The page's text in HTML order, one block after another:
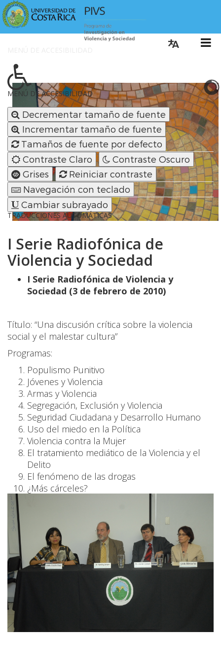
MENÚ DE ACCESIBILIDAD
Decrementar tamaño de fuente
Incrementar tamaño de fuente
Tamaños de fuente por defecto
Contraste Claro
Contraste Oscuro
Grises
Reiniciar contraste
Navegación con teclado
Cambiar subrayado
TRADUCCIONES AUTOMÁTICAS
I Serie Radiofónica de
Violencia y Sociedad
I Serie Radiofónica de Violencia y
Sociedad (3 de febrero de 2010)
Título: “Una discusión crítica sobre la violencia
social y el malestar cultura”
Programas:
Populismo Punitivo
Jóvenes y Violencia
Armas y Violencia
Segregación, Exclusión y Violencia
Seguridad Ciudadana y Desarrollo Humano
Uso del miedo en la Política
Violencia contra la Mujer
El tratamiento mediático de la Violencia y el
Delito
El fenómeno de las drogas
¿Más cárceles?